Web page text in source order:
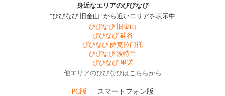
身近なエリアのびびなび
"びびなび 旧金山" から近いエリアを表示中
びびなび 旧金山
びびなび 硅谷
びびなび 萨克拉门托
びびなび 波特兰
びびなび 里诺
他エリアのびびなびはこちらから
PC版 スマートフォン版